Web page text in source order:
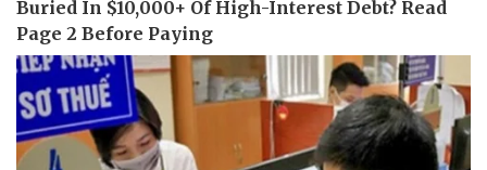
Bóng đá
Lịch thi đấu bóng đá
Thế giới thể thao
Ô tô - Xe máy
Ô tô
Xe máy
Tư vấn